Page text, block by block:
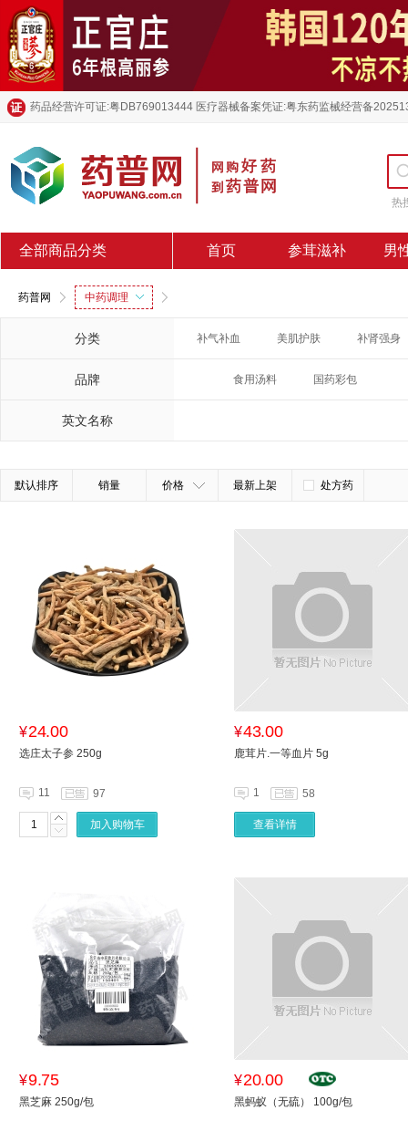
药品经营许可证:粤DB769013444 医疗器械备案凭证:粤东药监械经营备
热
全部商品分类 首页 参茸滋补 男
药普网 中药调理
分类 补气补血 美肌护肤 补肾强身
品牌 食用汤料 国药彩包
英文名称
默认排序 销量 价格 最新上架 处方药
¥24.00
选庄太子参 250g
11 97
加入购物车
¥43.00
鹿茸片.一等血片 5g
1 58
查看详情
¥9.75
黑芝麻 250g/包
¥20.00
黑蚂蚁（无硫） 100g/包